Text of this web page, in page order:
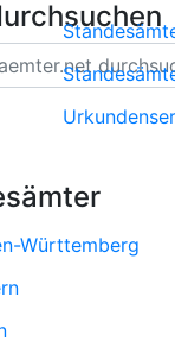
Württemberg